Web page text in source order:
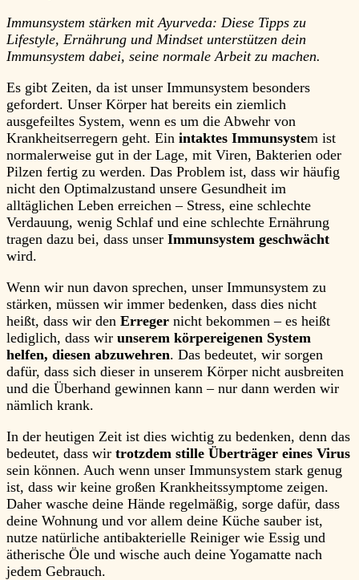
Immunsystem stärken mit Ayurveda: Diese Tipps zu
Lifestyle, Ernährung und Mindset unterstützen dein
Immunsystem dabei, seine normale Arbeit zu machen.
Es gibt Zeiten, da ist unser Immunsystem besonders
gefordert. Unser Körper hat bereits ein ziemlich
ausgefeiltes System, wenn es um die Abwehr von
Krankheitserregern geht. Ein intaktes Immunsystem ist
normalerweise gut in der Lage, mit Viren, Bakterien oder
Pilzen fertig zu werden. Das Problem ist, dass wir häufig
nicht den Optimalzustand unsere Gesundheit im
alltäglichen Leben erreichen – Stress, eine schlechte
Verdauung, wenig Schlaf und eine schlechte Ernährung
tragen dazu bei, dass unser Immunsystem geschwächt
wird.
Wenn wir nun davon sprechen, unser Immunsystem zu
stärken, müssen wir immer bedenken, dass dies nicht
heißt, dass wir den Erreger nicht bekommen – es heißt
lediglich, dass wir unserem körpereigenen System
helfen, diesen abzuwehren. Das bedeutet, wir sorgen
dafür, dass sich dieser in unserem Körper nicht ausbreiten
und die Überhand gewinnen kann – nur dann werden wir
nämlich krank.
In der heutigen Zeit ist dies wichtig zu bedenken, denn das
bedeutet, dass wir trotzdem stille Überträger eines Virus
sein können. Auch wenn unser Immunsystem stark genug
ist, dass wir keine großen Krankheitssymptome zeigen.
Daher wasche deine Hände regelmäßig, sorge dafür, dass
deine Wohnung und vor allem deine Küche sauber ist,
nutze natürliche antibakterielle Reiniger wie Essig und
ätherische Öle und wische auch deine Yogamatte nach
jedem Gebrauch.